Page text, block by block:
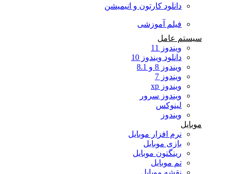
دانلود کارتون و انیمیشن
فیلم آموزشی
سیستم عامل
ویندوز 11
دانلود ویندوز 10
ویندوز 8 و 8.1
ویندوز 7
ویندوز xp
ویندوز سرور
لینوکس
ویندوز
نرم افزار موبایل
بازی موبایل
رینگتون موبایل
تم موبایل
نقشه موبایل